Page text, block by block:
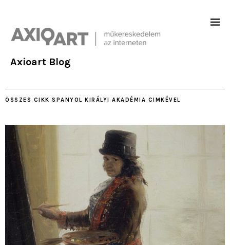
Axioart Blog
ÖSSZES CIKK SPANYOL KIRÁLYI AKADÉMIA CIMKÉVEL